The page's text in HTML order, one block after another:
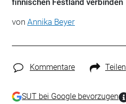
finnischen Festland verbinden
von Annika Beyer
Kommentare Teilen
SUT bei Google bevorzugen